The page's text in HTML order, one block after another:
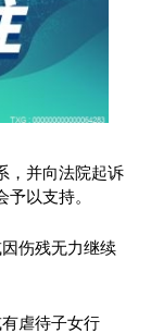
，并向法院起诉
以支持。
伤残无力继续
虐待子女行